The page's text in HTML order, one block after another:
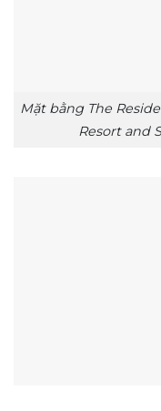
Mặt bằng The
Resort and